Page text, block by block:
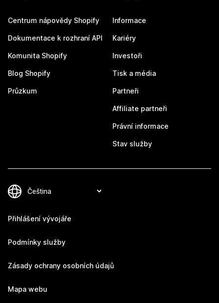
Centrum nápovědy Shopify
Dokumentace k rozhraní API
Komunita Shopify
Blog Shopify
Průzkum
Informace
Kariéry
Investoři
Tisk a média
Partneři
Affiliate partneři
Právní informace
Stav služby
Přihlášení vývojáře
Podmínky služby
Zásady ochrany osobních údajů
Mapa webu